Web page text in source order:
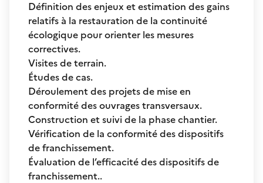
Définition des enjeux et estimation des gains
relatifs à la restauration de la continuité
écologique pour orienter les mesures
correctives.
Visites de terrain.
Études de cas.
Déroulement des projets de mise en
conformité des ouvrages transversaux.
Construction et suivi de la phase chantier.
Vérification de la conformité des dispositifs
de franchissement.
Évaluation de l’efficacité des dispositifs de
franchissement..